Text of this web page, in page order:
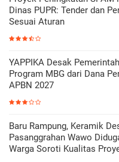
Dinas PUPR: Tender dan
Sesuai Aturan
YAPPIKA Desak
Program MBG dari Dana
APBN 2027
Baru Rampung, Keramik
Pasanggrahan Wawo
Warga Soroti Kualitas